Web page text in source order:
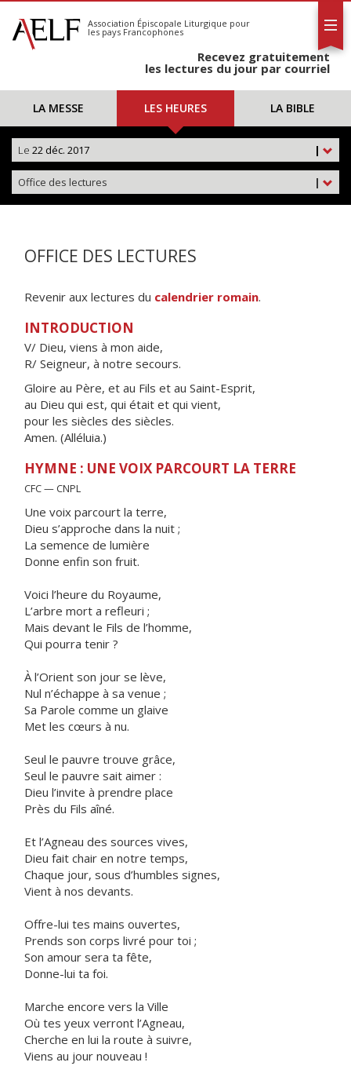
S'abonner
Calendrier
Association Épiscopale Liturgique pour
les pays Francophones
Recevez gratuitement
les lectures du jour par courriel
LA MESSE LES HEURES LA BIBLE
|
Le 22 déc. 2017
|
Office des lectures
OFFICE DES LECTURES
Revenir aux lectures du calendrier romain.
INTRODUCTION
V/ Dieu, viens à mon aide,
R/ Seigneur, à notre secours.
Gloire au Père, et au Fils et au Saint-Esprit,
au Dieu qui est, qui était et qui vient,
pour les siècles des siècles.
Amen. (Alléluia.)
HYMNE : UNE VOIX PARCOURT LA TERRE
CFC — CNPL
Une voix parcourt la terre,
Dieu s’approche dans la nuit ;
La semence de lumière
Donne enfin son fruit.
Voici l’heure du Royaume,
L’arbre mort a refleuri ;
Mais devant le Fils de l’homme,
Qui pourra tenir ?
À l’Orient son jour se lève,
Nul n’échappe à sa venue ;
Sa Parole comme un glaive
Met les cœurs à nu.
Seul le pauvre trouve grâce,
Seul le pauvre sait aimer :
Dieu l’invite à prendre place
Près du Fils aîné.
Et l’Agneau des sources vives,
Dieu fait chair en notre temps,
Chaque jour, sous d’humbles signes,
Vient à nos devants.
Offre-lui tes mains ouvertes,
Prends son corps livré pour toi ;
Son amour sera ta fête,
Donne-lui ta foi.
Marche encore vers la Ville
Où tes yeux verront l’Agneau,
Cherche en lui la route à suivre,
Viens au jour nouveau !